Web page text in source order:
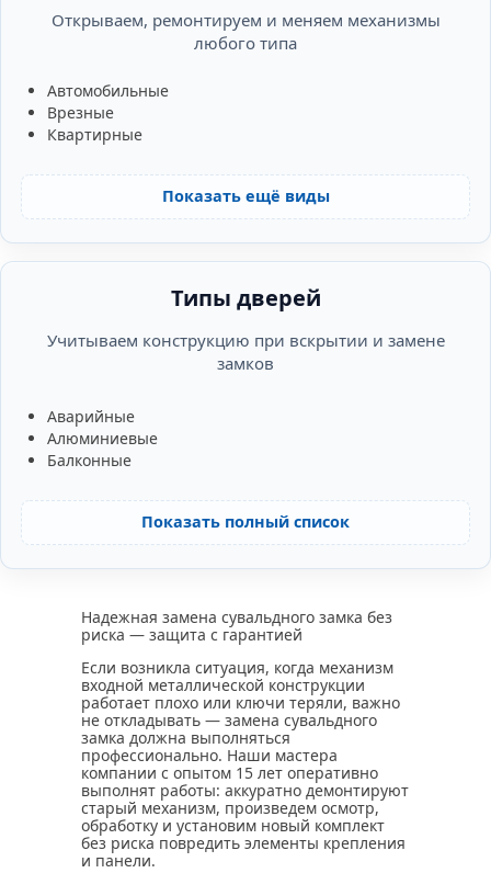
Открываем, ремонтируем и меняем механизмы
любого типа
Автомобильные
Врезные
Квартирные
Показать ещё виды
Типы дверей
Учитываем конструкцию при вскрытии и замене
замков
Аварийные
Алюминиевые
Балконные
Показать полный список
Надежная замена сувальдного замка без
риска — защита с гарантией
Если возникла ситуация, когда механизм
входной металлической конструкции
работает плохо или ключи теряли, важно
не откладывать — замена сувальдного
замка должна выполняться
профессионально. Наши мастера
компании с опытом 15 лет оперативно
выполнят работы: аккуратно демонтируют
старый механизм, произведем осмотр,
обработку и установим новый комплект
без риска повредить элементы крепления
и панели.